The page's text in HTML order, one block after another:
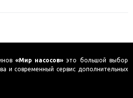
«Мир насосов» это большой выбор
и современный сервис дополнительных